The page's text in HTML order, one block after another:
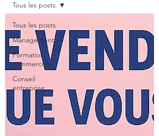
Tous les posts
Management
Formation
commerciale
Conseil
entreprise
Tous les posts